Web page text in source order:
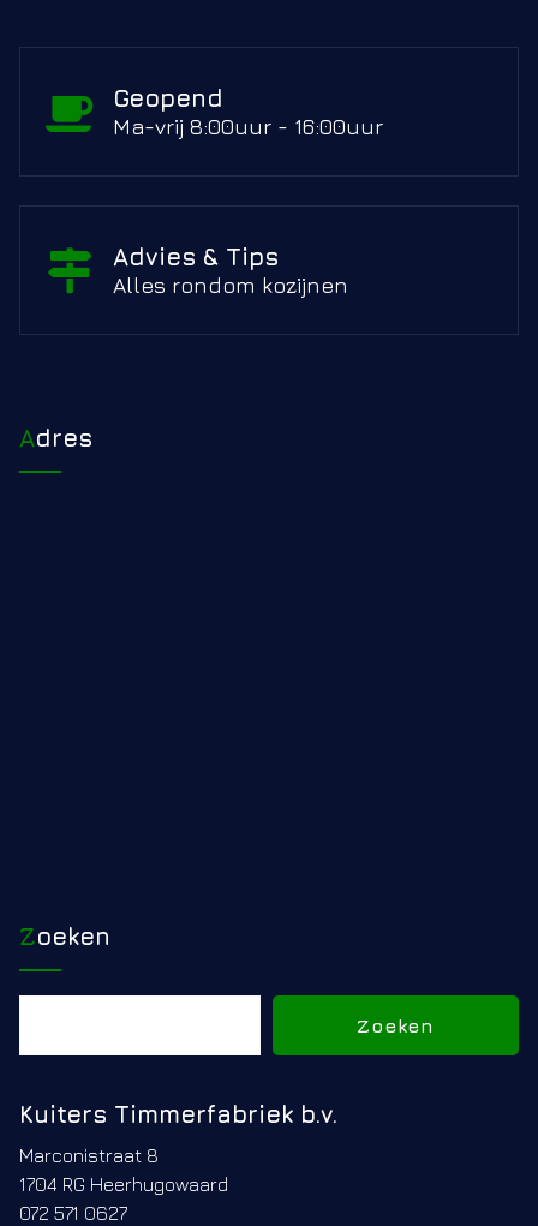
Geopend
Ma-vrij 8:00uur - 16:00uur
Advies & Tips
Alles rondom kozijnen
Adres
Zoeken
Zoeken
Kuiters Timmerfabriek b.v.
Marconistraat 8
1704 RG Heerhugowaard
072 571 0627